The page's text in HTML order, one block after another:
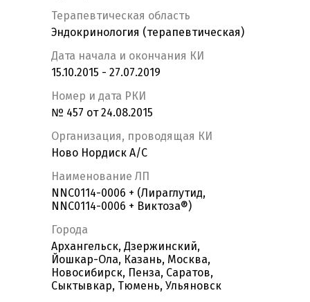
Терапевтическая область
Эндокринология (терапевтическая)
Дата начала и окончания КИ
15.10.2015 - 27.07.2019
Номер и дата РКИ
№ 457 от 24.08.2015
Организация, проводящая КИ
Ново Нордиск А/С
Наименование ЛП
NNC0114-0006 + (Лираглутид,
NNC0114-0006 + Виктоза®)
Города
Архангельск, Дзержинский,
Йошкар-Ола, Казань, Москва,
Новосибирск, Пенза, Саратов,
Сыктывкар, Тюмень, Ульяновск